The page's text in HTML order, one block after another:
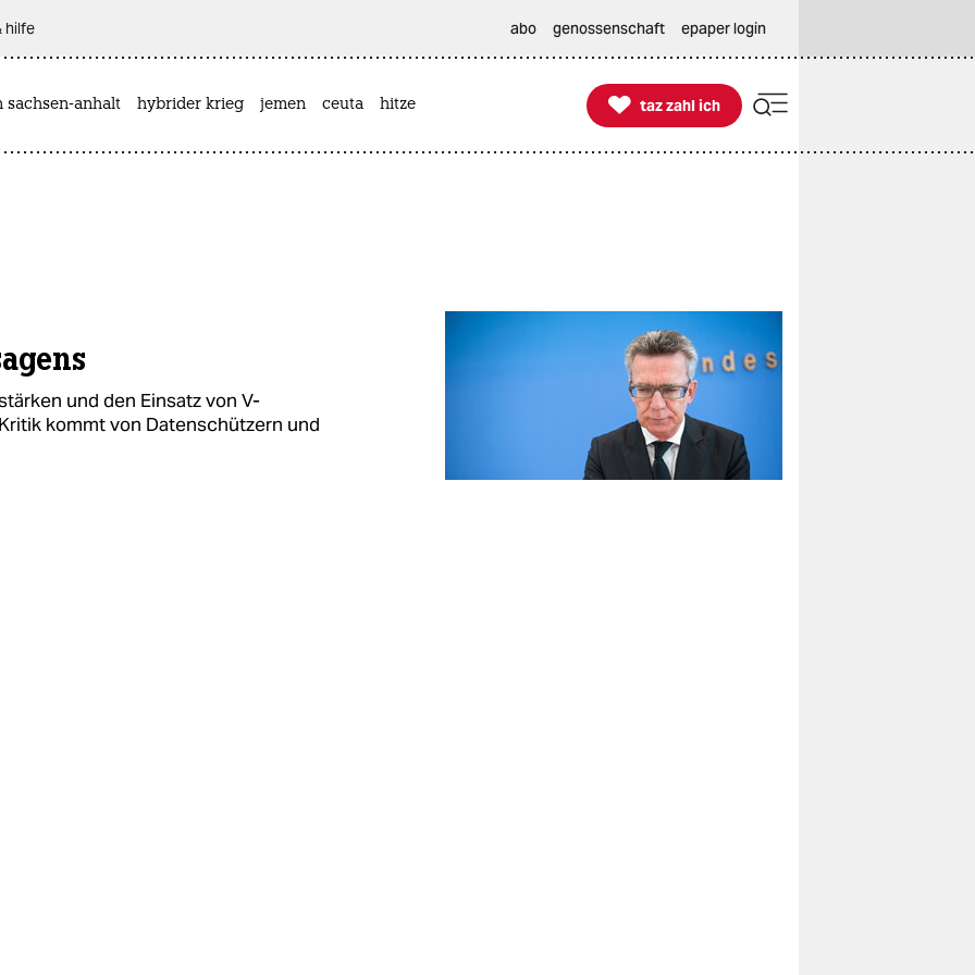
hilfe abo genossenschaft epaper login
sachsen-anhalt hybrider krieg jemen ceuta hitze 
taz zahl ich
taz zahl ich
und den Einsatz von V-
kommt von Datenschützern und